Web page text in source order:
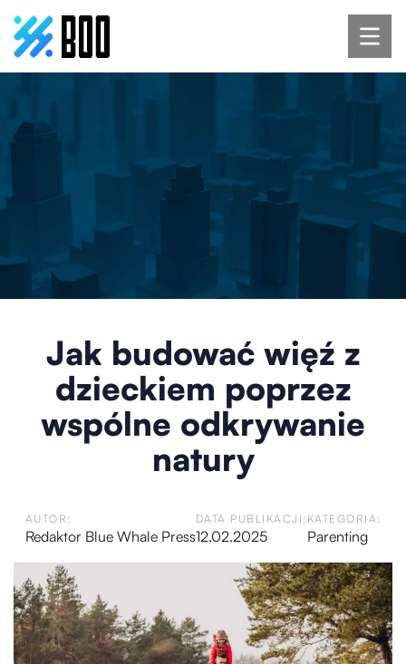
Jak budować więź z
dzieckiem poprzez
wspólne odkrywanie
natury
AUTOR:
Redaktor Blue Whale Press
DATA PUBLIKACJI:
12.02.2025
KATEGORIA:
Parenting